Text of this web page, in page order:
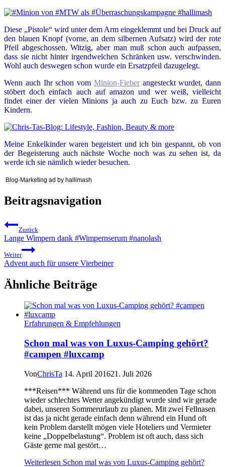
Diese „Pistole“ wird unter dem Arm eingeklemmt und bei Druck auf
den blauen Knopf (vorne, an dem silbernen Aufsatz) wird der rote
Pfeil abgeschossen. Witzig, aber man muß schon auch aufpassen,
dass sie nicht hinter irgendwelchen Schränken usw. verschwinden.
Wohl auch deswegen schon wurde ein Ersatzpfeil dazugelegt.
Wenn auch Ihr schon vom Minion-Fieberangesteckt wurdet, dann
stöbert doch einfach auch auf amazon und wer weiß, vielleicht
findet einer der vielen Minions ja auch zu Euch bzw. zu Euren
Kindern.
Meine Enkelkinder waren begeistert und ich bin gespannt, ob von
der Begeisterung auch nächste Woche noch was zu sehen ist, da
werde ich sie nämlich wieder besuchen.
Blog-Marketing ad by hallimash
Beitragsnavigation
Zurück
Lange Wimpern dank #Wimpernserum #nanolash
Weiter
Advent auch für unsere Vierbeiner
Ähnliche Beiträge
Erfahrungen & Empfehlungen
Schon mal was von Luxus-Camping gehört?
#campen #luxcamp
VonChrisTa 14. April 201621. Juli 2026
***Reisen*** Während uns für die kommenden Tage schon
wieder schlechtes Wetter angekündigt wurde sind wir gerade
dabei, unseren Sommerurlaub zu planen. Mit zwei Fellnasen
ist das ja nicht gerade einfach denn während ein Hund oft
kein Problem darstellt mögen viele Hoteliers und Vermieter
keine „Doppelbelastung“. Problem ist oft auch, dass sich
Gäste gerne mal gestört…
Weiterlesen Schon mal was von Luxus-Camping gehört?